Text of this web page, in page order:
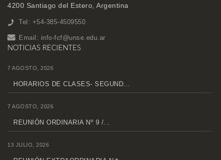
4200 Santiago del Estero, Argentina
Tel: +54-385-4509550
Email: info-fcf@unse.edu.ar
NOTICIAS RECIENTES
7 AGOSTO, 2026
HORARIOS DE CLASES- SEGUND...
7 AGOSTO, 2026
REUNIÓN ORDINARIA Nº 9 /...
13 JULIO, 2026